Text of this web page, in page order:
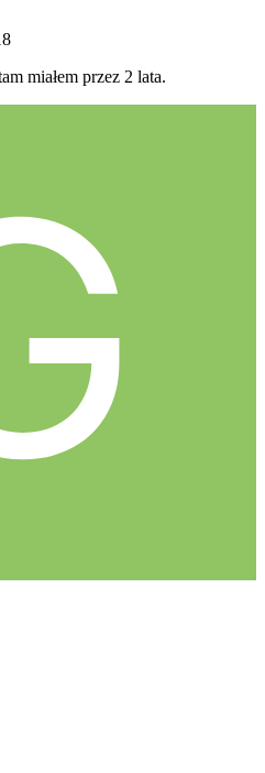
miałem przez 2 lata.